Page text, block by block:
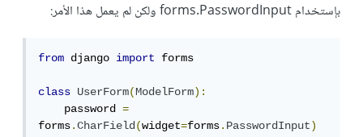
بإستخدام forms.PasswordInput ولكن لم يعمل هذا الأمر:
from django import forms
class UserForm(ModelForm):
    password
=
forms.CharField(widget=forms.PasswordInput)